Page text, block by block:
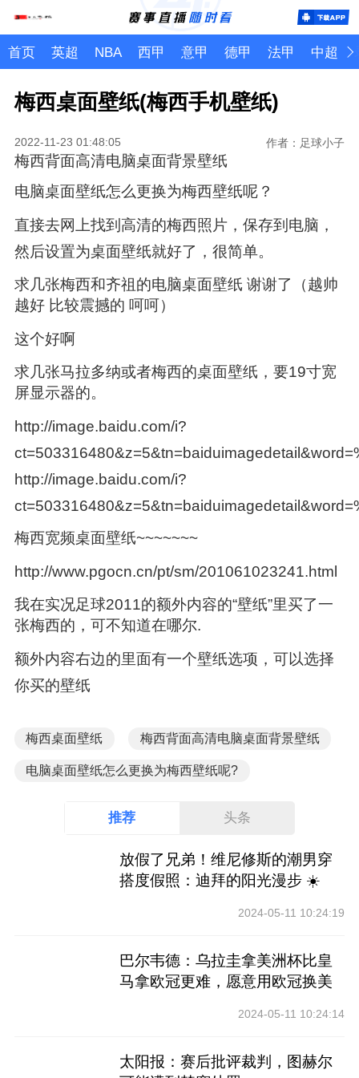
首页 英超 NBA 西甲 意甲 德甲 法甲 中超
梅西桌面壁纸(梅西手机壁纸)
2022-11-23 01:48:05 作者：足球小子
梅西背面高清电脑桌面背景壁纸
电脑桌面壁纸怎么更换为梅西壁纸呢？
直接去网上找到高清的梅西照片，保存到电脑，
然后设置为桌面壁纸就好了，很简单。
求几张梅西和齐祖的电脑桌面壁纸 谢谢了（越帅
越好 比较震撼的 呵呵）
这个好啊
求几张马拉多纳或者梅西的桌面壁纸，要19寸宽
屏显示器的。
http://image.baidu.com/i?
http://image.baidu.com/i?
梅西宽频桌面壁纸~~~~~~~
http://www.pgocn.cn/pt/sm/201061023241.html
我在实况足球2011的额外内容的“壁纸”里买了一
张梅西的，可不知道在哪尔.
额外内容右边的里面有一个壁纸选项，可以选择
你买的壁纸
梅西桌面壁纸 梅西背面高清电脑桌面背景壁纸
电脑桌面壁纸怎么更换为梅西壁纸呢?
推荐 头条
放假了兄弟！维尼修斯的潮男穿
搭度假照：迪拜的阳光漫步 ☀️
2024-05-11 10:24:19
巴尔韦德：乌拉圭拿美洲杯比皇
马拿欧冠更难，愿意用欧冠换美
2024-05-11 10:24:14
太阳报：赛后批评裁判，图赫尔